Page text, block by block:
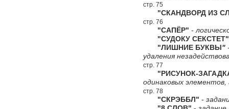
стр. 75
"СКАНДВОРД ИЗ
стр. 76
"САПЁР" -
"СУДОКУ СЕКСТЕТ"
"ЛИШНИЕ БУКВЫ"
удаления
стр. 77
"РИСУНОК-
одинаковых
стр. 78
"СКРЭББЛ" -